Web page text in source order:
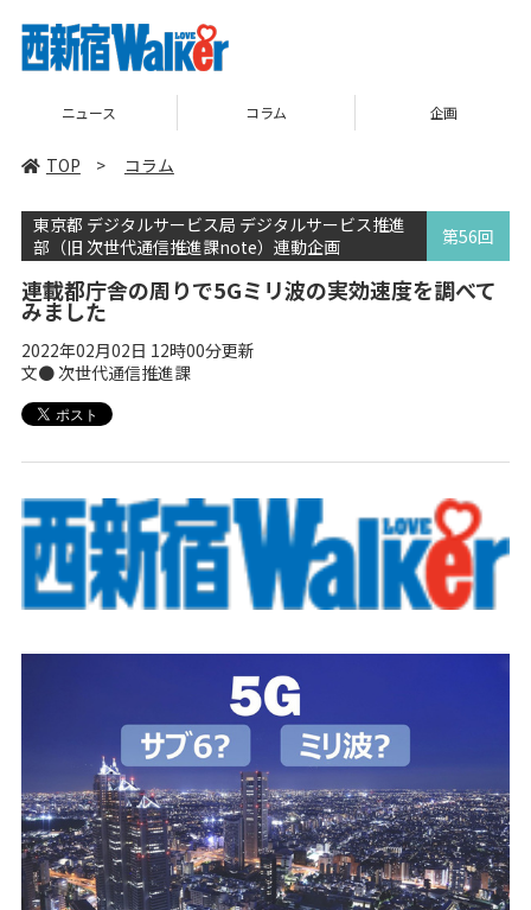
コラム 企画 TOP
TOP > コラム
東京都 デジタルサービス局 デジタルサービス推進
部（旧 次世代通信推進課note）連動企画
第56回
連載都庁舎の周りで5Gミリ波の実効速度を調べて
みました
2022年02月02日 12時00分更新
文● 次世代通信推進課